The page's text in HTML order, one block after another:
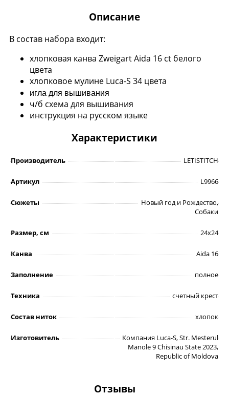
Описание
В состав набора входит:
хлопковая канва Zweigart Aida 16 ct белого
цвета
хлопковое мулине Luca-S 34 цвета
игла для вышивания
ч/б схема для вышивания
инструкция на русском языке
Характеристики
Производитель LETISTITCH
Артикул L9966
Сюжеты
Новый год и Рождество,
Собаки
Размер, см 24х24
Канва Aida 16
Заполнение полное
Техника счетный крест
Состав ниток хлопок
Изготовитель
Компания Luca-S, Str. Mesterul
Manole 9 Chisinau State 2023,
Republic of Moldova
Отзывы